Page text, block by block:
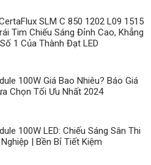
Chuyên
Nghiệp
|
Tiết
Kiệm
SLM C 850 1202 L09 1515
Tim Chiếu Sáng Đỉnh Cao, Khẳng
1 Của Thành Đạt LED
100W Giá Bao Nhiêu? Báo Giá
Chọn Tối Ưu Nhất 2024
100W LED: Chiếu Sáng Sân Thi
| Bền Bỉ Tiết Kiệm